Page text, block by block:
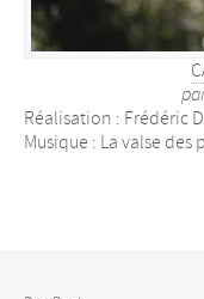
Réalisation : Frédéric
Musique : La valse